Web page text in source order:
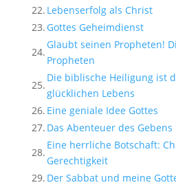
22. Lebenserfolg als Christ
23. Gottes Geheimdienst
24.
Glaubt seinen Propheten!
Propheten
25.
Die biblische Heiligung ist
glücklichen Lebens
26. Eine geniale Idee Gottes
27. Das Abenteuer des Gebens
28.
Eine herrliche Botschaft:
Gerechtigkeit
29. Der Sabbat und meine